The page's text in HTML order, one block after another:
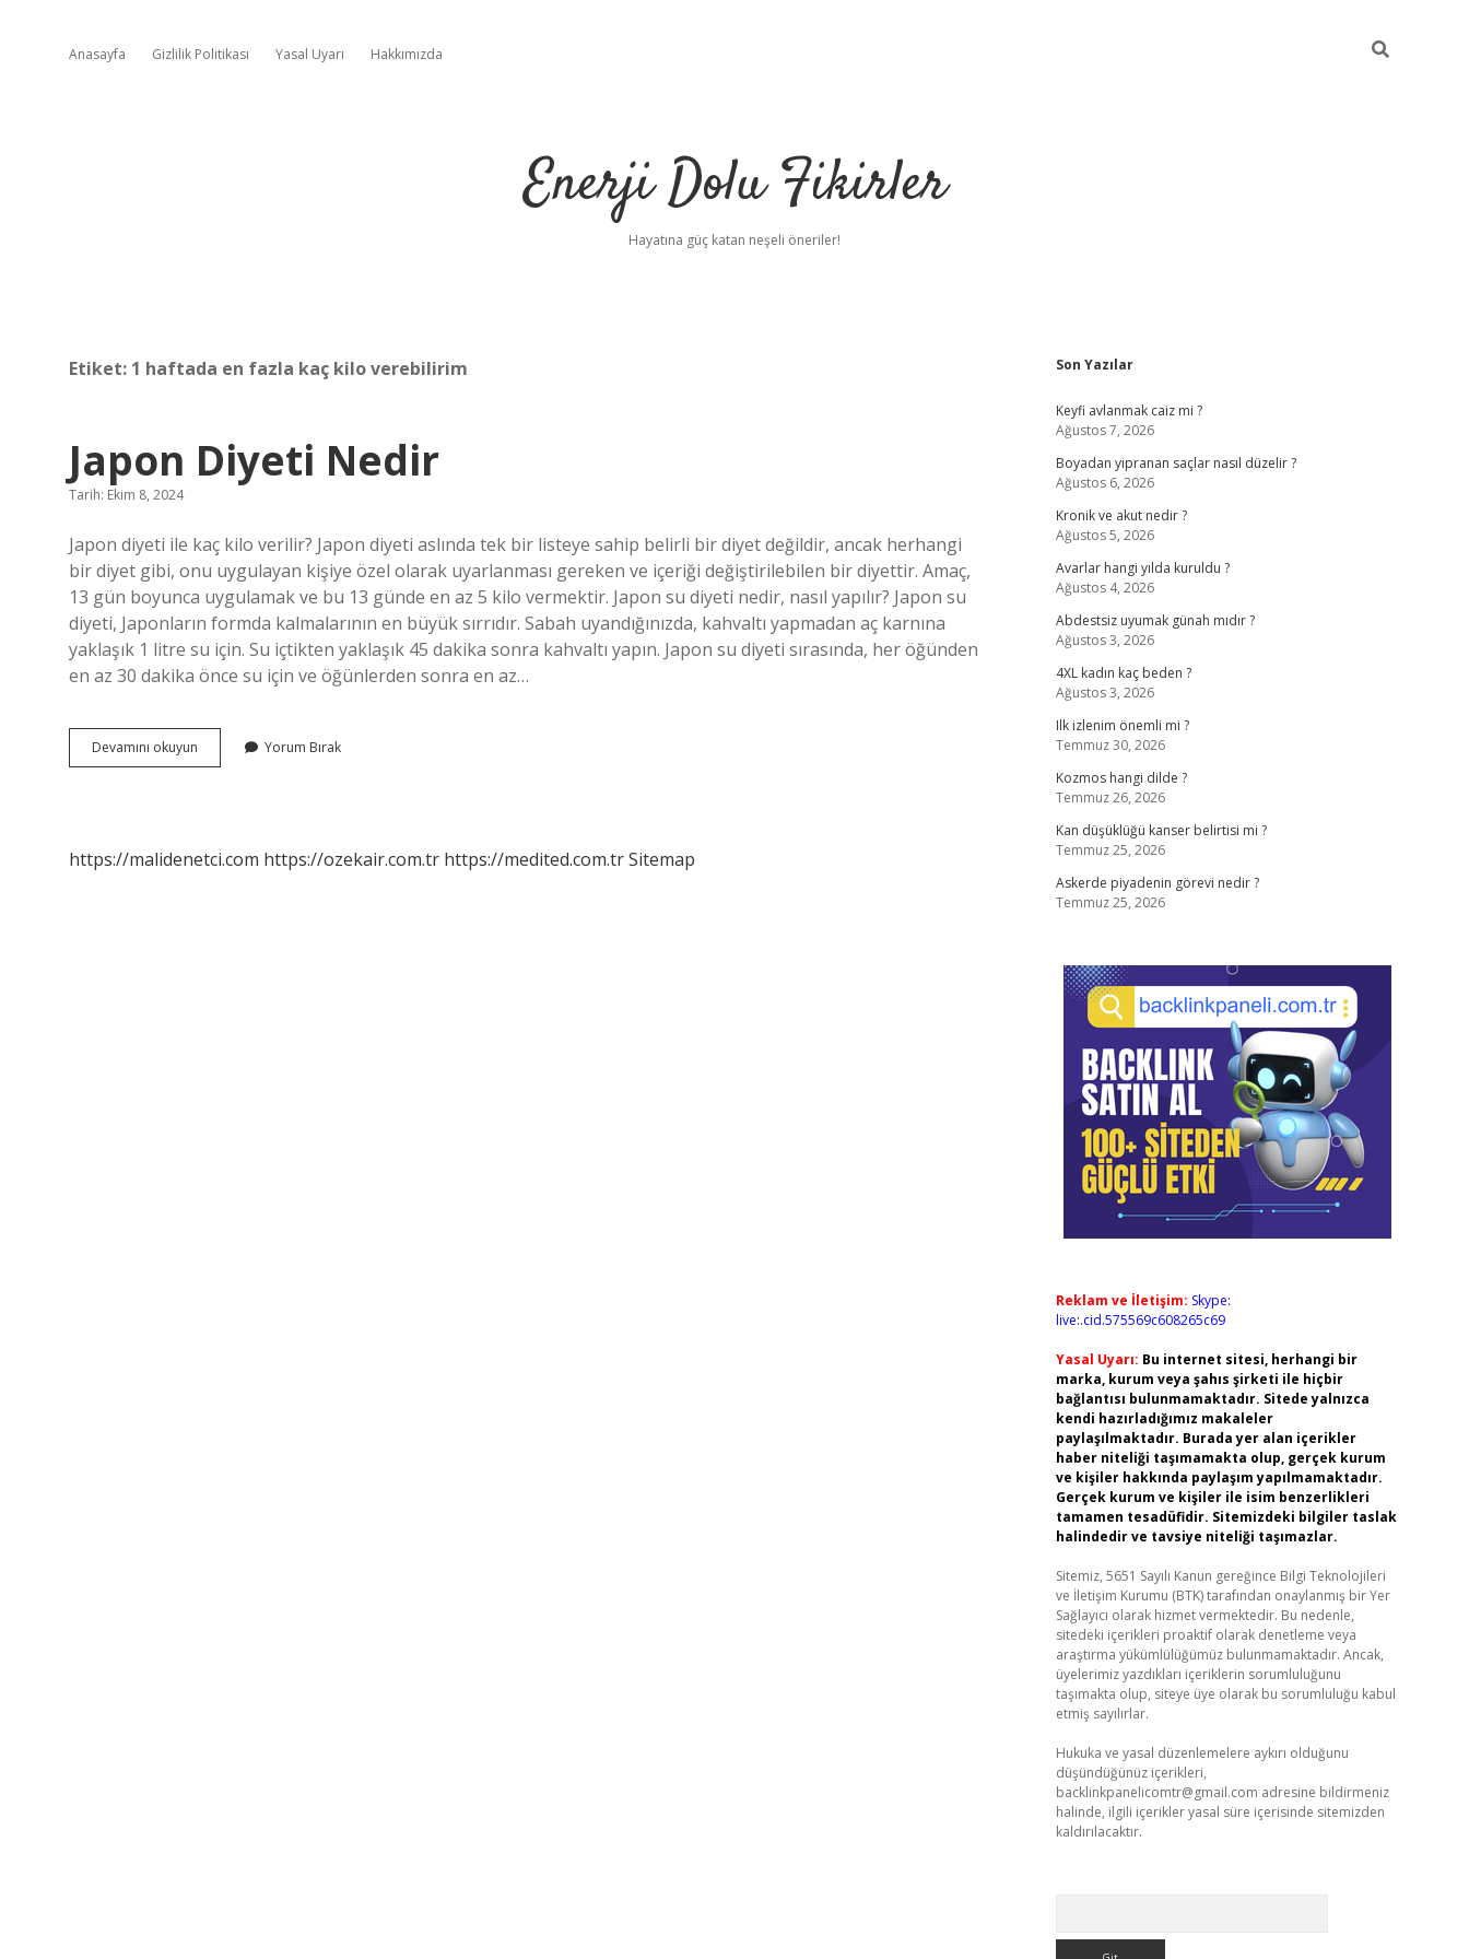
Anasayfa Gizlilik Politikası Yasal Uyarı Hakkımızda
Enerji Dolu Fikirler
Hayatına güç katan neşeli öneriler!
Etiket: 1 haftada en fazla kaç kilo verebilirim
Japon Diyeti Nedir
Tarih: Ekim 8, 2024
Japon diyeti ile kaç kilo verilir? Japon diyeti aslında tek bir listeye sahip belirli bir diyet değildir, ancak herhangi
bir diyet gibi, onu uygulayan kişiye özel olarak uyarlanması gereken ve içeriği değiştirilebilen bir diyettir. Amaç,
13 gün boyunca uygulamak ve bu 13 günde en az 5 kilo vermektir. Japon su diyeti nedir, nasıl yapılır? Japon su
diyeti, Japonların formda kalmalarının en büyük sırrıdır. Sabah uyandığınızda, kahvaltı yapmadan aç karnına
yaklaşık 1 litre su için. Su içtikten yaklaşık 45 dakika sonra kahvaltı yapın. Japon su diyeti sırasında, her öğünden
en az 30 dakika önce su için ve öğünlerden sonra en az…
Devamını okuyun
Diyeti
Yorum Bırak
https://malidenetci.com https://ozekair.com.tr https://medited.com.trSitemap
Sidebar
Son Yazılar
Keyfi avlanmak caiz mi ?
Ağustos 7, 2026
Boyadan yipranan saçlar nasıl düzelir ?
Ağustos 6, 2026
Kronik ve akut nedir ?
Ağustos 5, 2026
Avarlar hangi yılda kuruldu ?
Ağustos 4, 2026
Abdestsiz uyumak günah mıdır ?
Ağustos 3, 2026
4XL kadın kaç beden ?
Ağustos 3, 2026
Ilk izlenim önemli mi ?
Temmuz 30, 2026
Kozmos hangi dilde ?
Temmuz 26, 2026
Kan düşüklüğü kanser belirtisi mi ?
Temmuz 25, 2026
Askerde piyadenin görevi nedir ?
Temmuz 25, 2026
Reklam ve İletişim: Skype:
live:.cid.575569c608265c69
Yasal Uyarı: Bu internet sitesi, herhangi bir
marka, kurum veya şahıs şirketi ile hiçbir
bağlantısı bulunmamaktadır. Sitede yalnızca
kendi hazırladığımız makaleler
paylaşılmaktadır. Burada yer alan içerikler
haber niteliği taşımamakta olup, gerçek kurum
ve kişiler hakkında paylaşım yapılmamaktadır.
Gerçek kurum ve kişiler ile isim benzerlikleri
tamamen tesadüfidir. Sitemizdeki bilgiler taslak
halindedir ve tavsiye niteliği taşımazlar.
Sitemiz, 5651 Sayılı Kanun gereğince Bilgi Teknolojileri
ve İletişim Kurumu (BTK) tarafından onaylanmış bir Yer
Sağlayıcı olarak hizmet vermektedir. Bu nedenle,
sitedeki içerikleri proaktif olarak denetleme veya
araştırma yükümlülüğümüz bulunmamaktadır. Ancak,
üyelerimiz yazdıkları içeriklerin sorumluluğunu
taşımakta olup, siteye üye olarak bu sorumluluğu kabul
etmiş sayılırlar.
Hukuka ve yasal düzenlemelere aykırı olduğunu
düşündüğünüz içerikleri,
backlinkpanelicomtr@gmail.com adresine bildirmeniz
halinde, ilgili içerikler yasal süre içerisinde sitemizden
kaldırılacaktır.